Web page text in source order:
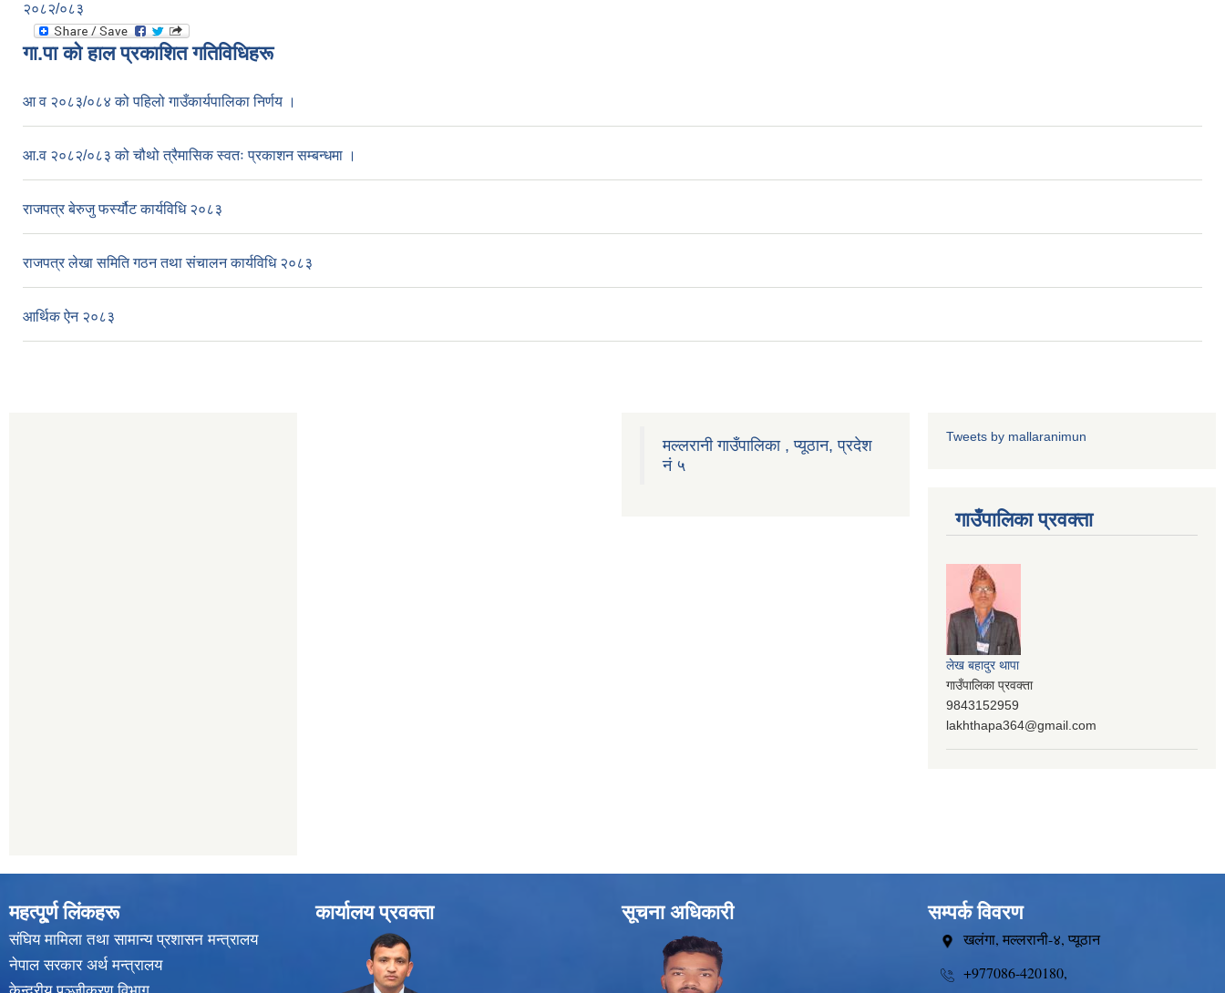
२०८२/०८३
गा.पा काे हाल प्रकाशित गतिविधिहरू
आ व २०८३/०८४ को पहिलो गाउँकार्यपालिका निर्णय ।
आ.व २०८२/०८३ को चौथो त्रैमासिक स्वतः प्रकाशन सम्बन्धमा ।
राजपत्र बेरुजु फर्स्यौट कार्यविधि २०८३
राजपत्र लेखा समिति गठन तथा संचालन कार्यविधि २०८३
आर्थिक ऐन २०८३
मल्लरानी गाउँपालिका , प्यूठान, प्रदेश
नं ५
Tweets by mallaranimun
गाउँपालिका प्रवक्ता
लेख बहादुर थापा
गाउँपालिका प्रवक्ता
9843152959
lakhthapa364@gmail.com
महत्पू्र्ण लिंकहरू
संघिय मामिला तथा सामान्य प्रशासन मन्त्रालय
नेपाल सरकार अर्थ मन्त्रालय
कार्यालय प्रवक्ता सूचना अधिकारी सम्पर्क विवरण
खलंगा, मल्लरानी-४, प्यूठान
+977086-420180,